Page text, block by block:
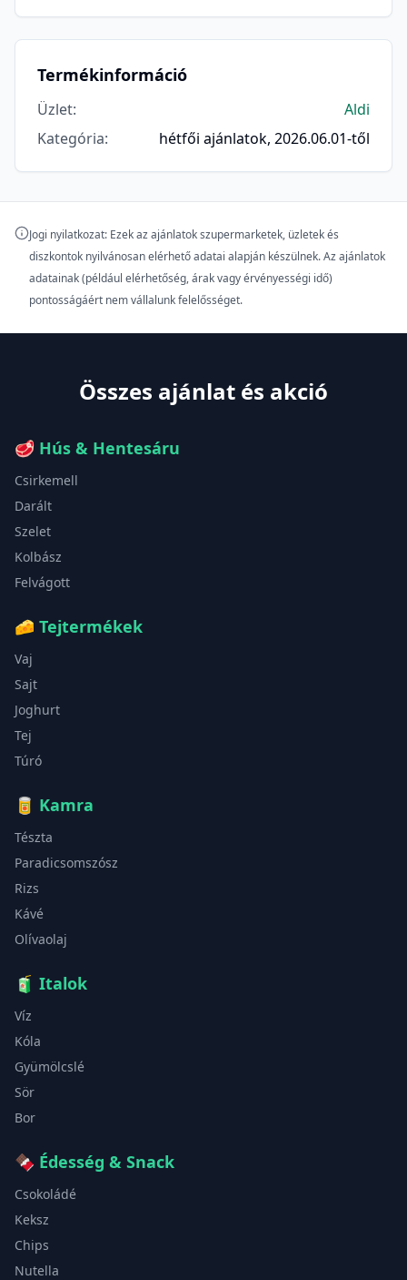
Termékinformáció
Üzlet:
Aldi
Kategória: hétfői ajánlatok, 2026.06.01-től
Jogi nyilatkozat: Ezek az ajánlatok szupermarketek, üzletek és
diszkontok nyilvánosan elérhető adatai alapján készülnek. Az ajánlatok
adatainak (például elérhetőség, árak vagy érvényességi idő)
pontosságáért nem vállalunk felelősséget.
Összes ajánlat és akció
🥩 Hús & Hentesáru
Csirkemell
Darált
Szelet
Kolbász
Felvágott
🧀 Tejtermékek
Vaj
Sajt
Joghurt
Tej
Túró
🥫 Kamra
Tészta
Paradicsomszósz
Rizs
Kávé
Olívaolaj
🧃 Italok
Víz
Kóla
Gyümölcslé
Sör
Bor
🍫 Édesség & Snack
Csokoládé
Keksz
Chips
Nutella